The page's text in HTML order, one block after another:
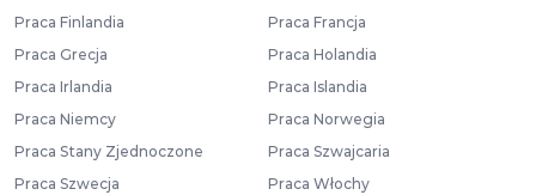
Praca Finlandia
Praca Francja
Praca Grecja
Praca Holandia
Praca Irlandia
Praca Islandia
Praca Niemcy
Praca Norwegia
Praca Stany Zjednoczone
Praca Szwajcaria
Praca Szwecja
Praca Włochy